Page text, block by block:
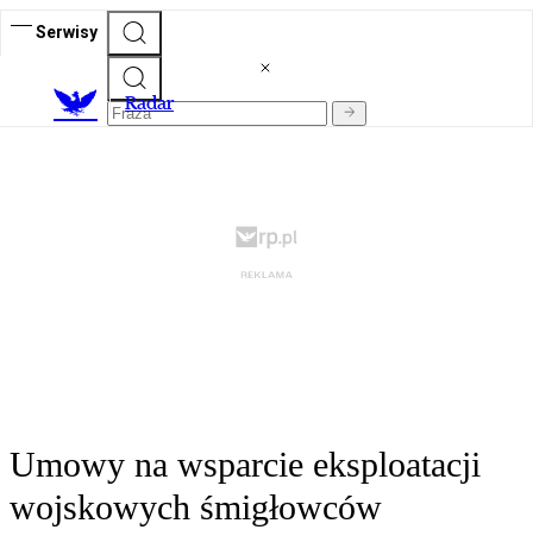
Serwisy
Radar
Umowy na wsparcie eksploatacji
wojskowych śmigłowców